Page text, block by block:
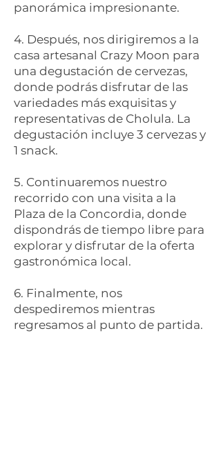
panorámica impresionante.
4. Después, nos dirigiremos a la
casa artesanal Crazy Moon para
una degustación de cervezas,
donde podrás disfrutar de las
variedades más exquisitas y
representativas de Cholula. La
degustación incluye 3 cervezas y
1 snack.
5. Continuaremos nuestro
recorrido con una visita a la
Plaza de la Concordia, donde
dispondrás de tiempo libre para
explorar y disfrutar de la oferta
gastronómica local.
6. Finalmente, nos
despediremos mientras
regresamos al punto de partida.